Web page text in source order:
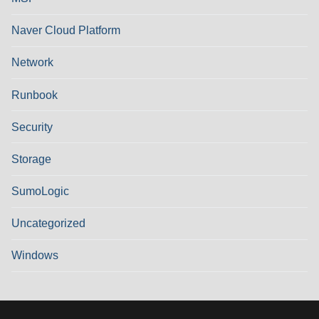
Naver Cloud Platform
Network
Runbook
Security
Storage
SumoLogic
Uncategorized
Windows